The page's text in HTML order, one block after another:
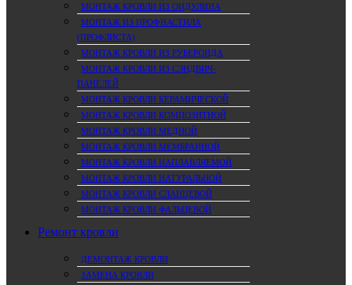
МОНТАЖ КРОВЛИ ИЗ ОНДУЛИНА
МОНТАЖ ИЗ ПРОФНАСТИЛА
(ПРОФЛИСТА)
МОНТАЖ КРОВЛИ ИЗ РУБЕРОИДА
МОНТАЖ КРОВЛИ ИЗ СЭНДВИЧ-
ПАНЕЛЕЙ
МОНТАЖ КРОВЛИ КЕРАМИЧЕСКОЙ
МОНТАЖ КРОВЛИ КОМПОЗИТНОЙ
МОНТАЖ КРОВЛИ МЕДНОЙ
МОНТАЖ КРОВЛИ МЕМБРАННОЙ
МОНТАЖ КРОВЛИ НАПЛАВЛЯЕМОЙ
МОНТАЖ КРОВЛИ НАТУРАЛЬНОЙ
МОНТАЖ КРОВЛИ СЛАНЦЕВОЙ
МОНТАЖ КРОВЛИ ФАЛЬЦЕВОЙ
Ремонт кровли
ДЕМОНТАЖ КРОВЛИ
ЗАМЕНА КРОВЛИ